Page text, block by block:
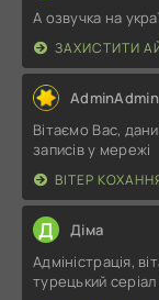
А озвучка на
ЗАХИСТИТИ
AdminAdmin
Вітаємо Вас,
записів у мережі
ВІТЕР
Д Діма
Адміністрація,
турецький